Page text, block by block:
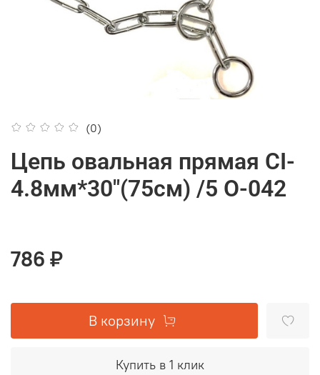
(0)
Цепь овальная прямая СI-
4.8мм*30"(75см) /5 О-042
786 ₽
В корзину
Купить в 1 клик